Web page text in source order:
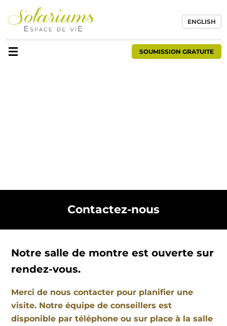
ENGLISH
SOUMISSION GRATUITE
Contactez-nous
Notre salle de montre est ouverte sur
rendez-vous.
Merci de nous contacter pour planifier une
visite. Notre équipe de conseillers est
disponible par téléphone ou sur place à la salle